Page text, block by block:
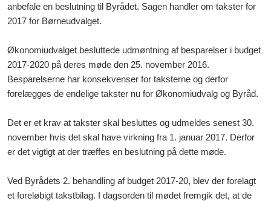
anbefale en beslutning til Byrådet. Sagen handler om takster for
2017 for Børneudvalget.
Økonomiudvalget besluttede udmøntning af besparelser i budget
2017-2020 på deres møde den 25. november 2016.
Besparelserne har konsekvenser for taksterne og derfor
forelægges de endelige takster nu for Økonomiudvalg og Byråd.
Det er et krav at takster skal besluttes og udmeldes senest 30.
november hvis det skal have virkning fra 1. januar 2017. Derfor
er det vigtigt at der træffes en beslutning på dette møde.
Ved Byrådets 2. behandling af budget 2017-20, blev der forelagt
et foreløbigt takstbilag. I dagsorden til mødet fremgik det, at de